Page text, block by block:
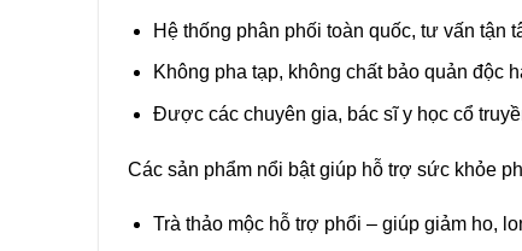
Hệ thống phân phối toàn quốc, tư vấn tận
Không pha tạp, không chất bảo quản độc
Được các chuyên gia, bác sĩ y học cổ
Các sản phẩm nổi bật giúp hỗ trợ sức khỏe
Trà thảo mộc hỗ trợ phổi – giúp giảm ho,